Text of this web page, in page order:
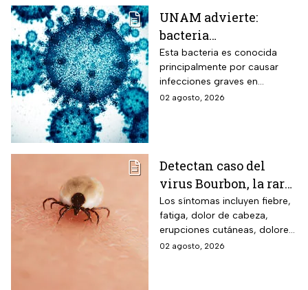
UNAM advierte:
bacteria
Acinetobacter
baumannii podría
transmitirse entre
humanos y animales
Esta bacteria es conocida
principalmente por causar
infecciones graves en
hospitales
02 agosto, 2026
Detectan caso del
virus Bourbon, la rara
enfermedad
transmitida por
garrapatas que no
tiene cura ni vacuna
Los síntomas incluyen fiebre,
fatiga, dolor de cabeza,
erupciones cutáneas, dolores
musculares, náuseas y
02 agosto, 2026